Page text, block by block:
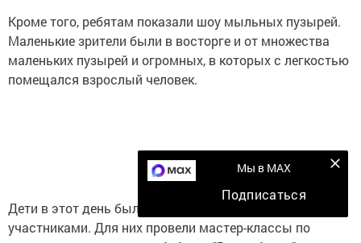
Кроме того, ребятам показали шоу мыльных пузырей.
Маленькие зрители были в восторге и от множества
маленьких пузырей и огромных, в которых с легкостью
помещался взрослый человек.
Дети в этот день были не только зрителями, но и
участниками. Для них провели мастер-классы по
Мы в MAX
Подписаться